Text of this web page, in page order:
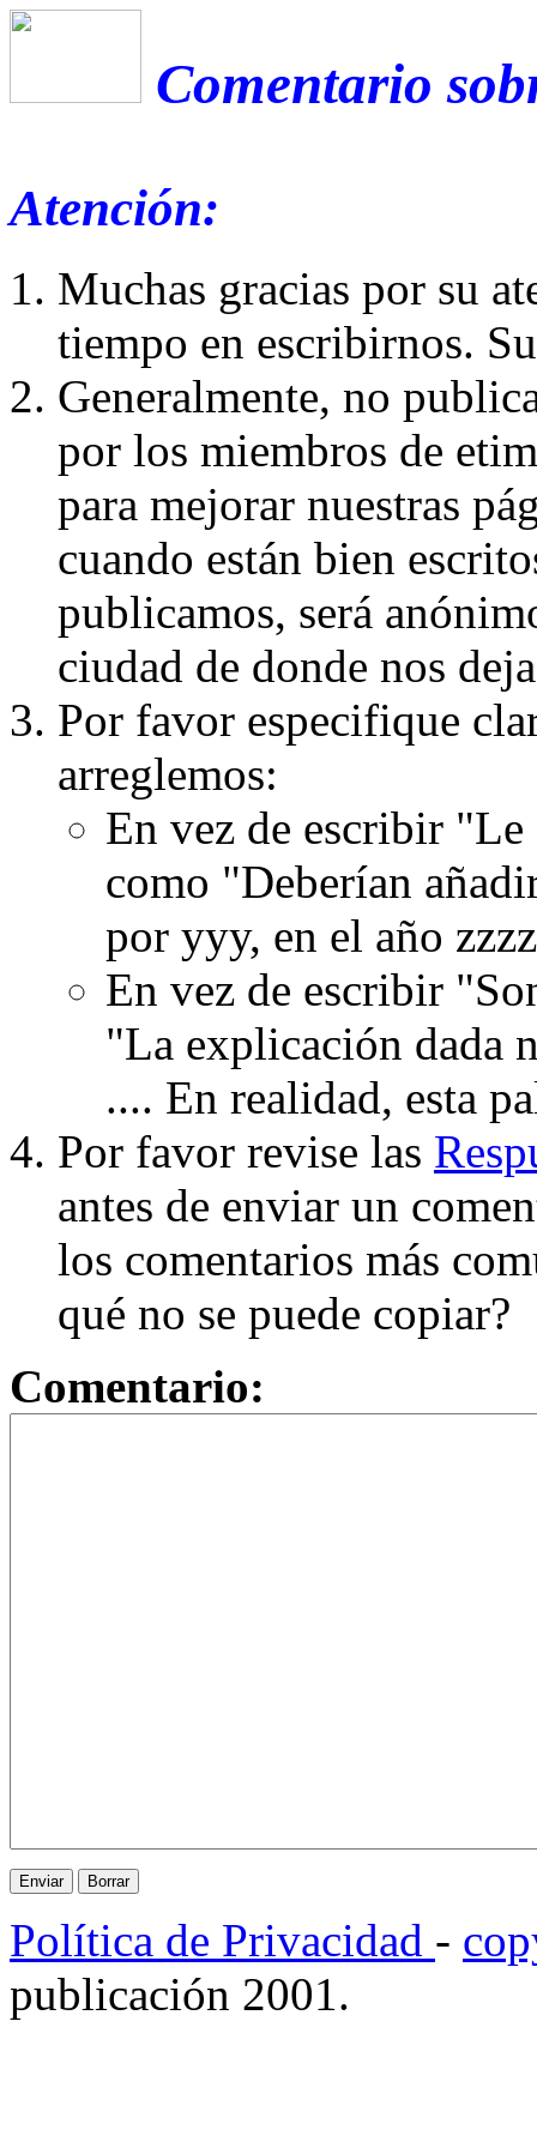
Comentario
Atención:
Muchas gracias por su
tiempo en escribirnos.
Generalmente, no
por los miembros de
para mejorar nuestras
cuando están bien
publicamos, será
ciudad de donde nos
Por favor especifique
arreglemos:
En vez de escribir
como "Deberían
por yyy, en el año
En vez de escribir
"La explicación dada
.... En realidad, esta
Por favor revise las
antes de enviar un
los comentarios más
qué no se puede copiar?
Comentario:
Política de Privacidad -
publicación 2001.